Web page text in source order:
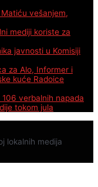
vešanjem,
mediji koriste za
javnosti u Komisiji
za Alo, Informer i
kuće Radoice
verbalnih napada
tokom jula
lokalnih medija